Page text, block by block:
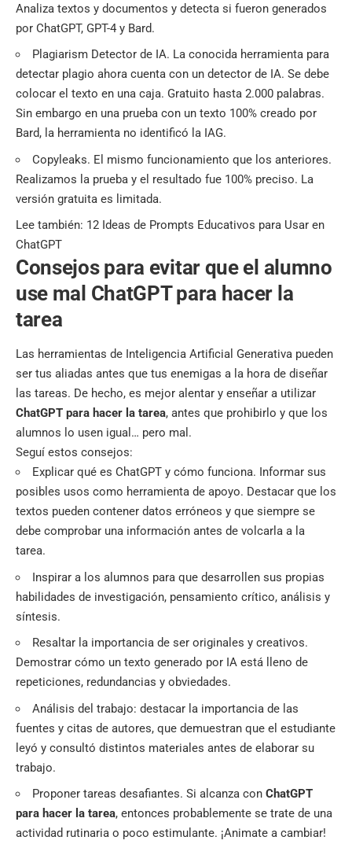
Analiza textos y documentos y detecta si fueron generados
por ChatGPT, GPT-4 y Bard.
Plagiarism Detector de IA. La conocida herramienta para
detectar plagio ahora cuenta con un detector de IA. Se debe
colocar el texto en una caja. Gratuito hasta 2.000 palabras.
Sin embargo en una prueba con un texto 100% creado por
Bard, la herramienta no identificó la IAG.
Copyleaks. El mismo funcionamiento que los anteriores.
Realizamos la prueba y el resultado fue 100% preciso. La
versión gratuita es limitada.
Lee también: 12 Ideas de Prompts Educativos para Usar en
ChatGPT
Consejos para evitar que el alumno
use mal ChatGPT para hacer la
tarea
Las herramientas de Inteligencia Artificial Generativa pueden
ser tus aliadas antes que tus enemigas a la hora de diseñar
las tareas. De hecho, es mejor alentar y enseñar a utilizar
ChatGPT para hacer la tarea, antes que prohibirlo y que los
alumnos lo usen igual… pero mal.
Seguí estos consejos:
Explicar qué es ChatGPT y cómo funciona. Informar sus
posibles usos como herramienta de apoyo. Destacar que los
textos pueden contener datos erróneos y que siempre se
debe comprobar una información antes de volcarla a la
tarea.
Inspirar a los alumnos para que desarrollen sus propias
habilidades de investigación, pensamiento crítico, análisis y
síntesis.
Resaltar la importancia de ser originales y creativos.
Demostrar cómo un texto generado por IA está lleno de
repeticiones, redundancias y obviedades.
Análisis del trabajo: destacar la importancia de las
fuentes y citas de autores, que demuestran que el estudiante
leyó y consultó distintos materiales antes de elaborar su
trabajo.
Proponer tareas desafiantes. Si alcanza con ChatGPT
para hacer la tarea, entonces probablemente se trate de una
actividad rutinaria o poco estimulante. ¡Animate a cambiar!